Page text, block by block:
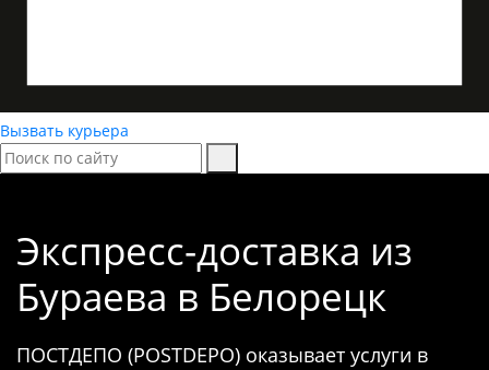
Вызвать курьера
Экспресс-доставка из
Бураева в Белорецк
ПОСТДЕПО (POSTDEPO) оказывает услуги в